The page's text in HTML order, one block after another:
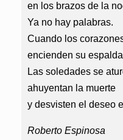
en los brazos de la
Ya no hay palabras.
Cuando los
encienden su
Las soledades se
ahuyentan la muerte
y desvisten el deseo
Roberto Espinosa